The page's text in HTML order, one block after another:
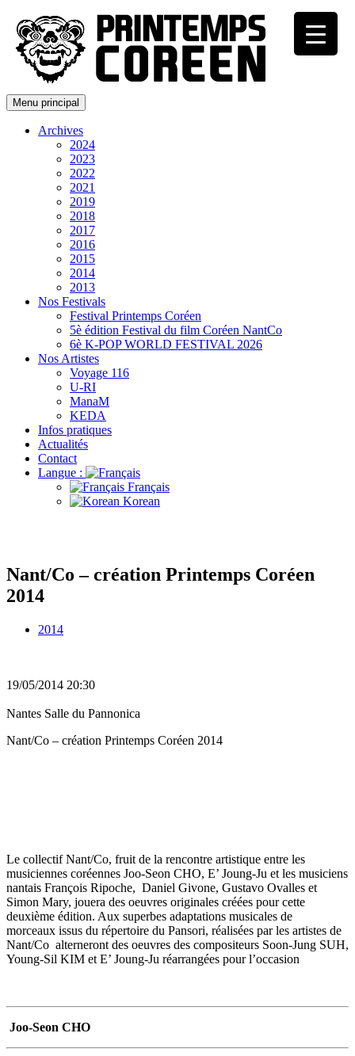
Menu principal
Archives
2024
2023
2022
2021
2019
2018
2017
2016
2015
2014
2013
Nos Festivals
Festival Printemps Coréen
5è édition Festival du film Coréen NantCo
6è K-POP WORLD FESTIVAL 2026
Nos Artistes
Voyage 116
U-RI
ManaM
KEDA
Infos pratiques
Actualités
Contact
Langue :
Français
Korean
Nant/Co – création Printemps Coréen
2014
2014
19/05/2014 20:30
Nantes Salle du Pannonica
Nant/Co – création Printemps Coréen 2014
Le collectif Nant/Co, fruit de la rencontre artistique entre les
musiciennes coréennes Joo-Seon CHO, E’ Joung-Ju et les musiciens
nantais François Ripoche, Daniel Givone, Gustavo Ovalles et
Simon Mary, jouera des oeuvres originales créées pour cette
deuxième édition. Aux superbes adaptations musicales de
morceaux issus du répertoire du Pansori, réalisées par les artistes de
Nant/Co alterneront des oeuvres des compositeurs Soon-Jung SUH,
Young-Sil KIM et E’ Joung-Ju réarrangées pour l’occasion
Joo-Seon CHO